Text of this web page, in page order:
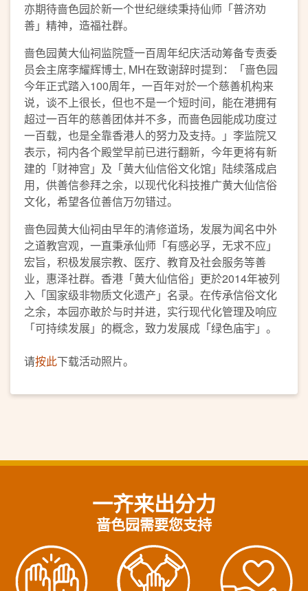
亦期待啬色园於新一个世纪继续秉持仙师「普济劝
善」精神，造福社群。
啬色园黄大仙祠监院暨一百周年纪庆活动筹备专责委
员会主席李耀辉博士, MH在致谢辞时提到：「啬色园
今年正式踏入100周年，一百年对於一个慈善机构来
说，谈不上很长，但也不是一个短时间，能在港拥有
超过一百年的慈善团体并不多，而啬色园能成功度过
一百载，也是全靠香港人的努力及支持。」李监院又
表示，祠内各个殿堂早前已进行翻新，今年更将有新
建的「财神宫」及「黄大仙信俗文化馆」陆续落成启
用，供善信参拜之余，以现代化科技推广黄大仙信俗
文化，希望各位善信万勿错过。
啬色园黄大仙祠由早年的清修道场，发展为闻名中外
之道教宫观，一直秉承仙师「有感必孚，无求不应」
宏旨，积极发展宗教、医疗、教育及社会服务等善
业，惠泽社群。香港「黄大仙信俗」更於2014年被列
入「国家级非物质文化遗产」名录。在传承信俗文化
之余，本园亦敢於与时并进，实行现代化管理及响应
「可持续发展」的概念，致力发展成「绿色庙宇」。
请按此下载活动照片。
一齐来出分力
啬色园需要您支持